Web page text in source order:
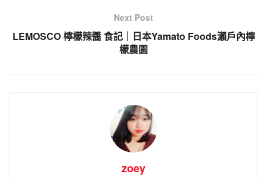
Next Post
LEMOSCO 檸檬辣醬 食記｜日本Yamato Foods瀨戶內檸
檬農園
zoey